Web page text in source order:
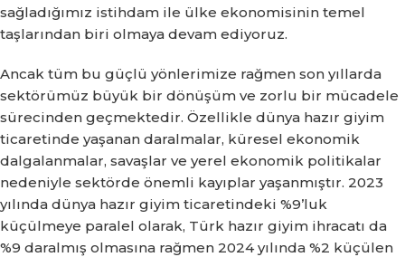
sağladığımız istihdam ile ülke ekonomisinin temel
taşlarından biri olmaya devam ediyoruz.
Ancak tüm bu güçlü yönlerimize rağmen son yıllarda
sektörümüz büyük bir dönüşüm ve zorlu bir mücadele
sürecinden geçmektedir. Özellikle dünya hazır giyim
ticaretinde yaşanan daralmalar, küresel ekonomik
dalgalanmalar, savaşlar ve yerel ekonomik politikalar
nedeniyle sektörde önemli kayıplar yaşanmıştır. 2023
yılında dünya hazır giyim ticaretindeki %9’luk
küçülmeye paralel olarak, Türk hazır giyim ihracatı da
%9 daralmış olmasına rağmen 2024 yılında %2 küçülen